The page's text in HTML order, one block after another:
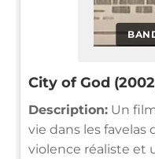
City of God
Description: Un
vie dans les favelas
violence réaliste et